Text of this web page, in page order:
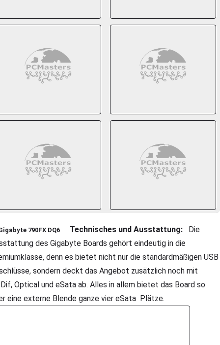
790FX DQ6 Technisches und Ausstattung: Die
des Gigabyte Boards gehört eindeutig in die
denn es bietet nicht nur die standardmäßigen USB
sondern deckt das Angebot zusätzlich noch mit
Optical und eSata ab. Alles in allem bietet das Board so
eine externe Blende ganze vier eSata Plätze.